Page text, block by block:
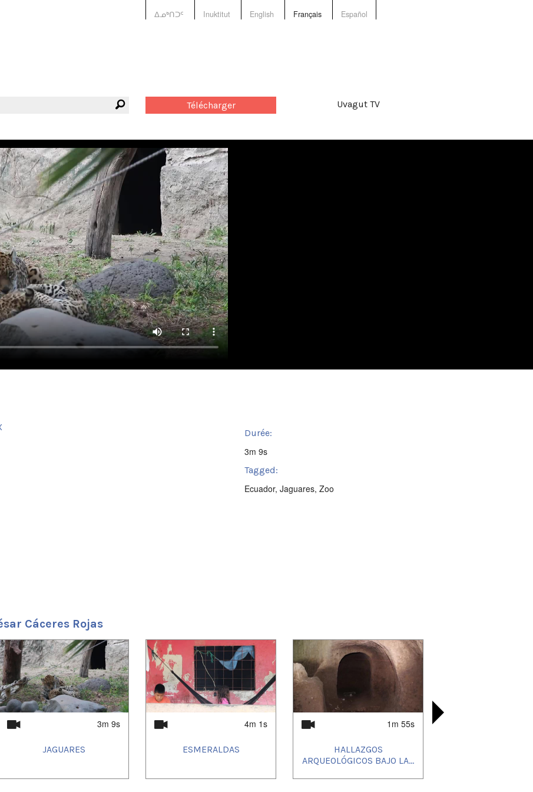
ᐃᓄᒃᑎᑐᑦ Inuktitut English Français Español
Télécharger Uvagut TV
Durée:
3m 9s
Tagged:
Ecuador, Jaguares, Zoo
Cáceres Rojas
3m 9s
JAGUARES
4m 1s
ESMERALDAS
1m 55s
HALLAZGOS
ARQUEOLÓGICOS BAJO LA...